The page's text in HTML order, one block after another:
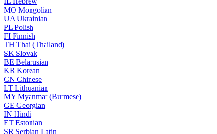
MO Mongolian
UA Ukrainian
PL Polish
FI Finnish
TH Thai (Thailand)
SK Slovak
BE Belarusian
KR Korean
CN Chinese
LT Lithuanian
MY Myanmar (Burmese)
GE Georgian
IN Hindi
ET Estonian
SR Serbian Latin